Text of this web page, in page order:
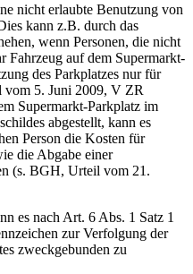
nicht erlaubte Benutzung von
kann z.B. durch das
wenn Personen, die nicht
Fahrzeug auf dem Supermarkt-
des Parkplatzes nur für
vom 5. Juni 2009, V ZR
Supermarkt-Parkplatz im
abgestellt, kann es
Person die Kosten für
die Abgabe einer
(s. BGH, Urteil vom 21.
es nach Art. 6 Abs. 1 Satz 1
zur Verfolgung der
zweckgebunden zu